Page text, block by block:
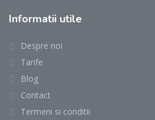
Informatii utile
Despre noi
Tarife
Blog
Contact
Termeni si conditii